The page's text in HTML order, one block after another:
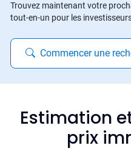
Trouvez maintenant votre
tout-en-un pour les
Commencer une
Estimation
prix